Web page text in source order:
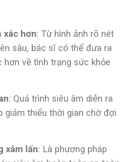
xác hơn: Từ hình ảnh rõ nét
sâu, bác sĩ có thể đưa ra
hơn về tình trạng sức khỏe
: Quá trình siêu âm diễn ra
giảm thiểu thời gian chờ đợi
xâm lấn: Là phương pháp